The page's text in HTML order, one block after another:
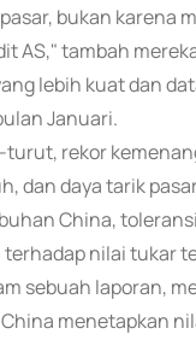
bukan karena
AS," tambah
lebih kuat dan
Januari.
rekor
dan daya tarik
China,
nilai tukar
sebuah laporan,
menetapkan